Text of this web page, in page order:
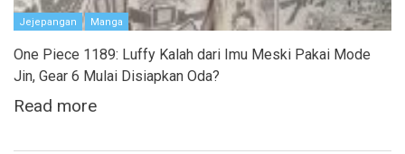
Jejepangan Manga
One Piece 1189: Luffy Kalah dari Imu Meski Pakai Mode
Jin, Gear 6 Mulai Disiapkan Oda?
Read more